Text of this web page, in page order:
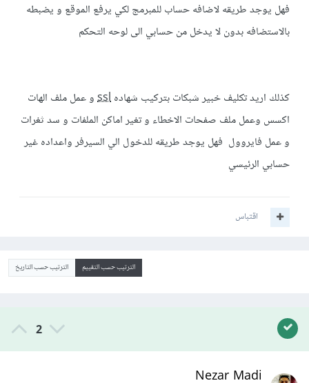
فهل يوجد طريقه لاضافه حساب للمبرمج لكي يرفع الموقع و يضبطه
بالاستضافه بدون لا يدخل من حسابي الى لوحه التحكم
كذلك اريد تكليف خبير شبكات بتركيب شهادهsslو عمل ملف الهات
اكسس وعمل ملف صفحات الاخطاء و تغير اماكن الملفات و سد ثغرات
و عمل فايروول فهل يوجد طريقه للدخول الي السيرفر واعداده غير
حسابي الرئيسي
اقتباس
الترتيب حسب التقييم الترتيب حسب التاريخ
2
Nezar Madi